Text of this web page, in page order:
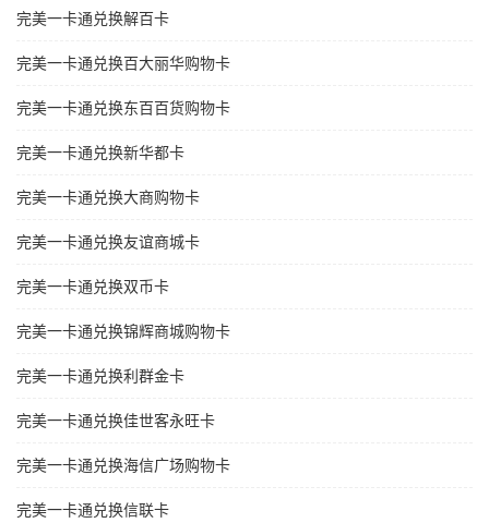
完美一卡通兑换解百卡
完美一卡通兑换百大丽华购物卡
完美一卡通兑换东百百货购物卡
完美一卡通兑换新华都卡
完美一卡通兑换大商购物卡
完美一卡通兑换友谊商城卡
完美一卡通兑换双币卡
完美一卡通兑换锦辉商城购物卡
完美一卡通兑换利群金卡
完美一卡通兑换佳世客永旺卡
完美一卡通兑换海信广场购物卡
完美一卡通兑换信联卡